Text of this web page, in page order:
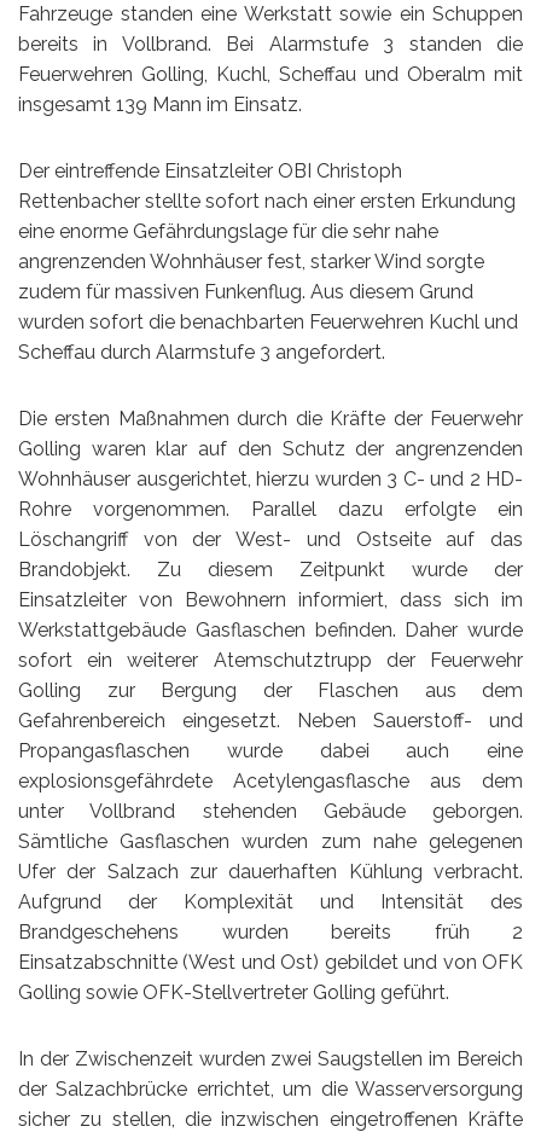
Fahrzeuge standen eine Werkstatt sowie ein Schuppen
bereits in Vollbrand. Bei Alarmstufe 3 standen die
Feuerwehren Golling, Kuchl, Scheffau und Oberalm mit
insgesamt 139 Mann im Einsatz.
Der eintreffende Einsatzleiter OBI Christoph
Rettenbacher stellte sofort nach einer ersten Erkundung
eine enorme Gefährdungslage für die sehr nahe
angrenzenden Wohnhäuser fest, starker Wind sorgte
zudem für massiven Funkenflug. Aus diesem Grund
wurden sofort die benachbarten Feuerwehren Kuchl und
Scheffau durch Alarmstufe 3 angefordert.
Die ersten Maßnahmen durch die Kräfte der Feuerwehr
Golling waren klar auf den Schutz der angrenzenden
Wohnhäuser ausgerichtet, hierzu wurden 3 C- und 2 HD-
Rohre vorgenommen. Parallel dazu erfolgte ein
Löschangriff von der West- und Ostseite auf das
Brandobjekt. Zu diesem Zeitpunkt wurde der
Einsatzleiter von Bewohnern informiert, dass sich im
Werkstattgebäude Gasflaschen befinden. Daher wurde
sofort ein weiterer Atemschutztrupp der Feuerwehr
Golling zur Bergung der Flaschen aus dem
Gefahrenbereich eingesetzt. Neben Sauerstoff- und
Propangasflaschen wurde dabei auch eine
explosionsgefährdete Acetylengasflasche aus dem
unter Vollbrand stehenden Gebäude geborgen.
Sämtliche Gasflaschen wurden zum nahe gelegenen
Ufer der Salzach zur dauerhaften Kühlung verbracht.
Aufgrund der Komplexität und Intensität des
Brandgeschehens wurden bereits früh 2
Einsatzabschnitte (West und Ost) gebildet und von OFK
Golling sowie OFK-Stellvertreter Golling geführt.
In der Zwischenzeit wurden zwei Saugstellen im Bereich
der Salzachbrücke errichtet, um die Wasserversorgung
sicher zu stellen, die inzwischen eingetroffenen Kräfte